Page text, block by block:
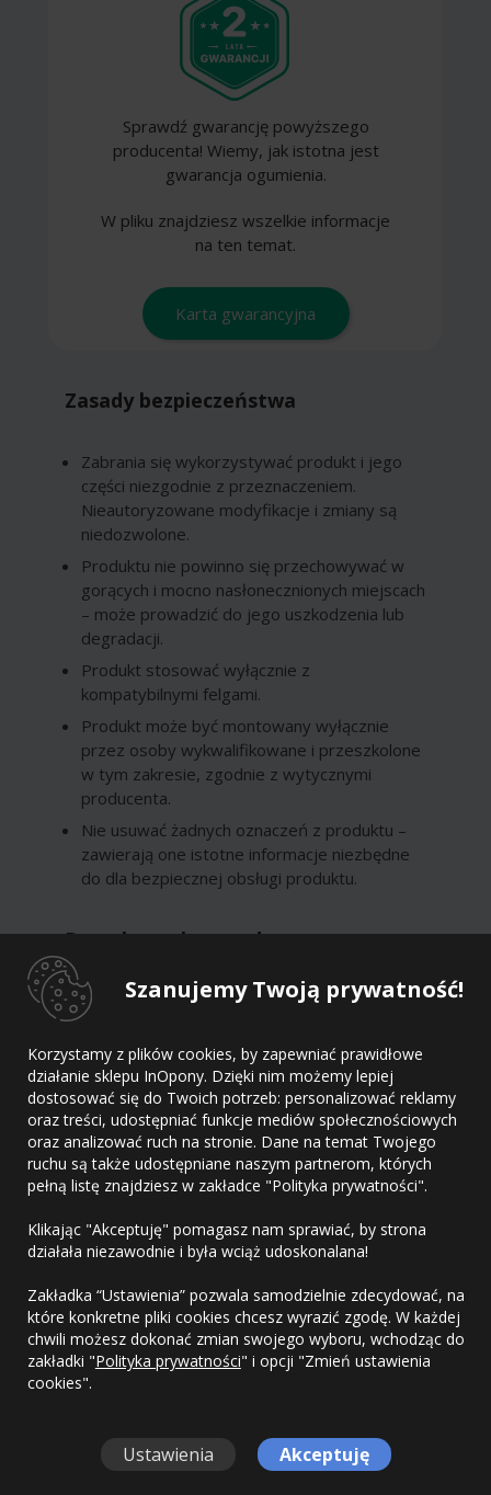
Szanujemy Twoją prywatność!
Korzystamy z plików cookies, by zapewniać prawidłowe
działanie sklepu InOpony. Dzięki nim możemy lepiej
dostosować się do Twoich potrzeb: personalizować reklamy
oraz treści, udostępniać funkcje mediów społecznościowych
oraz analizować ruch na stronie. Dane na temat Twojego
ruchu są także udostępniane naszym partnerom, których
pełną listę znajdziesz w zakładce "Polityka prywatności".
Klikając "Akceptuję" pomagasz nam sprawiać, by strona
działała niezawodnie i była wciąż udoskonalana!
Zakładka “Ustawienia” pozwala samodzielnie zdecydować, na
które konkretne pliki cookies chcesz wyrazić zgodę. W każdej
chwili możesz dokonać zmian swojego wyboru, wchodząc do
zakładki "Polityka prywatności" i opcji "Zmień ustawienia
cookies".
Ustawienia Akceptuję
Sprawdź gwarancję powyższego
producenta! Wiemy, jak istotna jest
gwarancja ogumienia.
W pliku znajdziesz wszelkie informacje
na ten temat.
Karta gwarancyjna
Zasady bezpieczeństwa
Zabrania się wykorzystywać produkt i jego
części niezgodnie z przeznaczeniem.
Nieautoryzowane modyfikacje i zmiany są
niedozwolone.
Produktu nie powinno się przechowywać w
gorących i mocno nasłonecznionych miejscach
– może prowadzić do jego uszkodzenia lub
degradacji.
Produkt stosować wyłącznie z
kompatybilnymi felgami.
Produkt może być montowany wyłącznie
przez osoby wykwalifikowane i przeszkolone
w tym zakresie, zgodnie z wytycznymi
producenta.
Nie usuwać żadnych oznaczeń z produktu –
zawierają one istotne informacje niezbędne
do dla bezpiecznej obsługi produktu.
Dane kontaktowe dostawcy
Dostawca
Adres
E-mail
Telefon
Regulamin
Polityka prywatności